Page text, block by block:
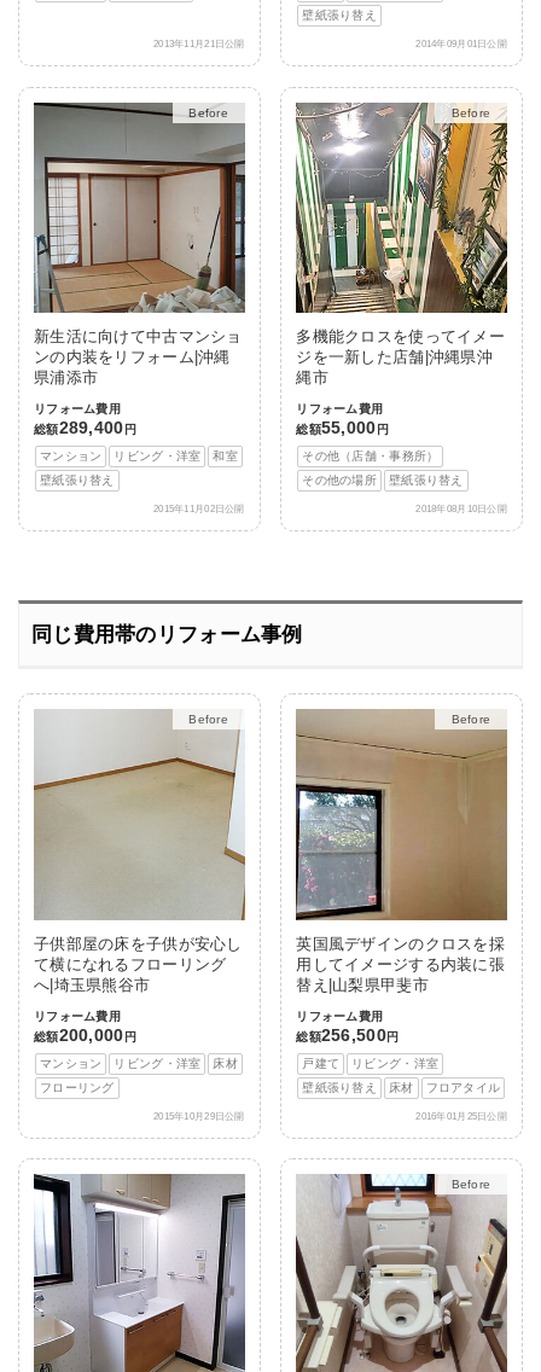
2013年11月21日公開
壁紙張り替え
2014年09月01日公開
After
新生活に向けて中古マンショ
ンの内装をリフォーム|沖縄
県浦添市
リフォーム費用
総額289,400 円
マンション
リビング・洋室
和室
壁紙張り替え
2015年11月02日公開
After
多機能クロスを使ってイメー
ジを一新した店舗|沖縄県沖
縄市
リフォーム費用
総額55,000 円
その他（店舗・事務所）
その他の場所
壁紙張り替え
2018年08月10日公開
同じ費用帯のリフォーム事例
After
子供部屋の床を子供が安心し
て横になれるフローリング
へ|埼玉県熊谷市
リフォーム費用
総額200,000 円
マンション
リビング・洋室
床材
フローリング
2015年10月29日公開
After
英国風デザインのクロスを採
用してイメージする内装に張
替え|山梨県甲斐市
リフォーム費用
総額256,500円
戸建て
リビング・洋室
壁紙張り替え
床材 フロアタイル
2016年01月25日公開
After